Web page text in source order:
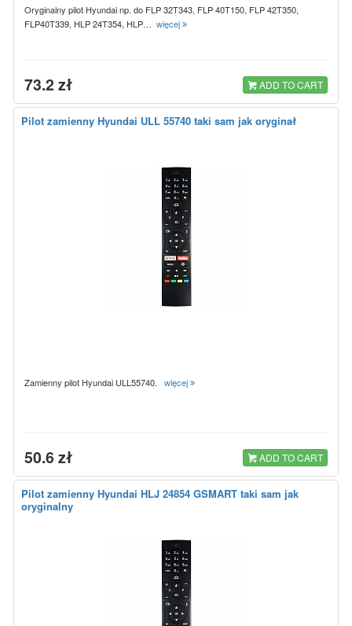
Oryginalny pilot Hyundai np. do FLP 32T343, FLP 40T150, FLP 42T350,
FLP40T339, HLP 24T354, HLP… więcej
73.2 zł ADD TO CART
Pilot zamienny Hyundai ULL 55740 taki sam jak oryginał
Zamienny pilot Hyundai ULL55740. więcej
50.6 zł ADD TO CART
Pilot zamienny Hyundai HLJ 24854 GSMART taki sam jak
oryginalny